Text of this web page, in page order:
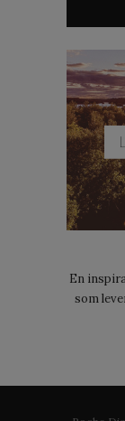
En
som